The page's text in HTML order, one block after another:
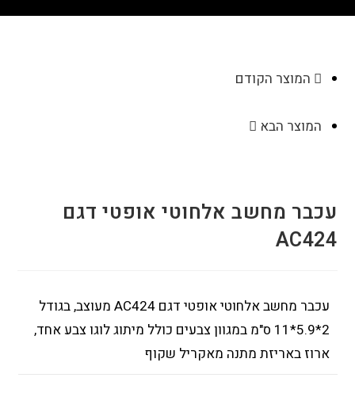
המוצר הקודם
המוצר הבא
עכבר מחשב אלחוטי אופטי דגם
AC424
עכבר מחשב אלחוטי אופטי דגם AC424 מעוצב, בגודל
2*5.9*11 ס"מ במגוון צבעים כולל מיתוג לוגו צבע אחד,
ארוז באריזת מתנה מאקריל שקוף